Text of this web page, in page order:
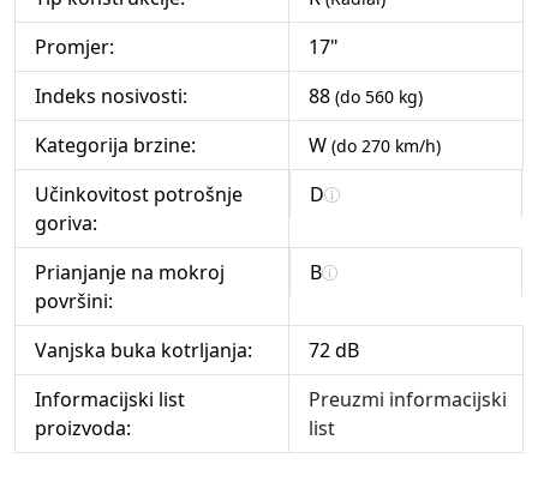
Promjer:
17"
Indeks nosivosti:
88 (do 560 kg)
Kategorija brzine: W (do 270 km/h)
Učinkovitost potrošnje
goriva:
D
Prianjanje na mokroj
površini:
B
Vanjska buka kotrljanja:
72 dB
Informacijski list
proizvoda:
Preuzmi informacijski
list